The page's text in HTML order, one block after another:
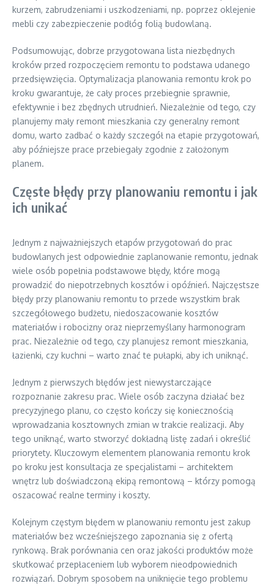
kurzem, zabrudzeniami i uszkodzeniami, np. poprzez oklejenie
mebli czy zabezpieczenie podłóg folią budowlaną.
Podsumowując, dobrze przygotowana lista niezbędnych
kroków przed rozpoczęciem remontu to podstawa udanego
przedsięwzięcia. Optymalizacja planowania remontu krok po
kroku gwarantuje, że cały proces przebiegnie sprawnie,
efektywnie i bez zbędnych utrudnień. Niezależnie od tego, czy
planujemy mały remont mieszkania czy generalny remont
domu, warto zadbać o każdy szczegół na etapie przygotowań,
aby późniejsze prace przebiegały zgodnie z założonym
planem.
Częste błędy przy planowaniu remontu i jak
ich unikać
Jednym z najważniejszych etapów przygotowań do prac
budowlanych jest odpowiednie zaplanowanie remontu, jednak
wiele osób popełnia podstawowe błędy, które mogą
prowadzić do niepotrzebnych kosztów i opóźnień. Najczęstsze
błędy przy planowaniu remontu to przede wszystkim brak
szczegółowego budżetu, niedoszacowanie kosztów
materiałów i robocizny oraz nieprzemyślany harmonogram
prac. Niezależnie od tego, czy planujesz remont mieszkania,
łazienki, czy kuchni – warto znać te pułapki, aby ich uniknąć.
Jednym z pierwszych błędów jest niewystarczające
rozpoznanie zakresu prac. Wiele osób zaczyna działać bez
precyzyjnego planu, co często kończy się koniecznością
wprowadzania kosztownych zmian w trakcie realizacji. Aby
tego uniknąć, warto stworzyć dokładną listę zadań i określić
priorytety. Kluczowym elementem planowania remontu krok
po kroku jest konsultacja ze specjalistami – architektem
wnętrz lub doświadczoną ekipą remontową – którzy pomogą
oszacować realne terminy i koszty.
Kolejnym częstym błędem w planowaniu remontu jest zakup
materiałów bez wcześniejszego zapoznania się z ofertą
rynkową. Brak porównania cen oraz jakości produktów może
skutkować przepłaceniem lub wyborem nieodpowiednich
rozwiązań. Dobrym sposobem na uniknięcie tego problemu